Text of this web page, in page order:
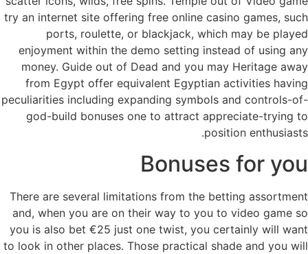
try an internet site offering free online casino games, such
ports, roulette, or blackjack, which may be played
enjoyment within the demo setting instead of using any
money. Guide out of Dead and you may Heritage away
from Egypt offer equivalent Egyptian activities having
peculiarities including expanding symbols and controls-of-
god-build bonuses one to attract appreciate-trying to
position enthusiasts.
Bonuses for you
There are several limitations from the betting assortment
and, when you are on their way to you to video game so
you is also bet €25 just one twist, you certainly will want
to look in other places. Those practical shade and you will